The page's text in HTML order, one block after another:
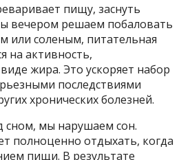
пищу, заснуть
вечером решаем побаловать
или соленым, питательная
на активность,
жира. Это ускоряет набор
последствиями
хронических болезней.
сном, мы нарушаем сон.
полноценно отдыхать, когда
пищи. В результате